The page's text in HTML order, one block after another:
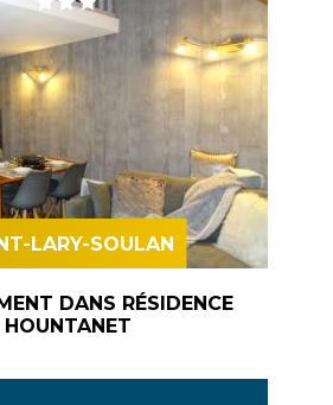
LARY-SOULAN
DANS RÉSIDENCE
HOUNTANET